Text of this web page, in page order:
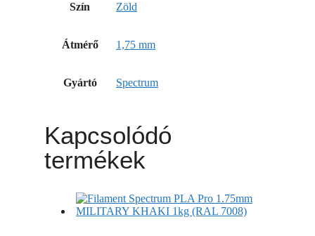
Szín Zöld
Átmérő 1,75 mm
Gyártó Spectrum
Kapcsolódó
termékek